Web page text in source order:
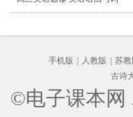
汇
手机版 人教版 苏教
古诗
©电子课本网